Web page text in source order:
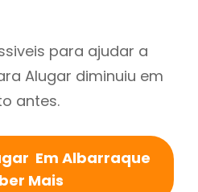
para ajudar a
Alugar diminuiu em
antes.
Em Albarraque
Mais